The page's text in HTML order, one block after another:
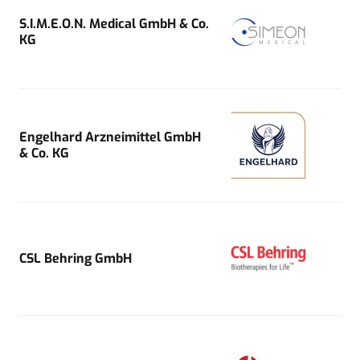
S.I.M.E.O.N. Medical GmbH & Co.
KG
Engelhard Arzneimittel GmbH
& Co. KG
CSL Behring GmbH